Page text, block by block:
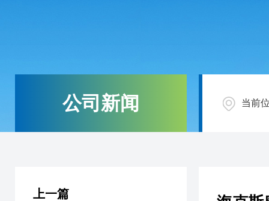
公司新闻 当前
上一篇